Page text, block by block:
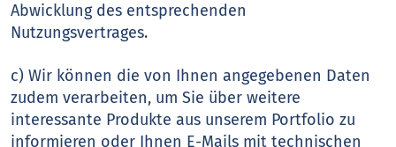
Abwicklung des entsprechenden
Nutzungsvertrages.
c) Wir können die von Ihnen angegebenen Daten
zudem verarbeiten, um Sie über weitere
interessante Produkte aus unserem Portfolio zu
informieren oder Ihnen E-Mails mit technischen